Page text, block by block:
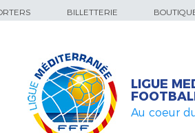
BILLETTERIE
LIGUE
Au coeur